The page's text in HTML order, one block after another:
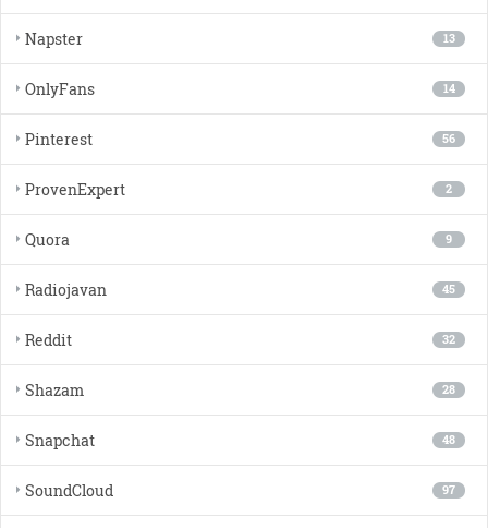
13
Napster
14
OnlyFans
56
Pinterest
2
ProvenExpert
9
Quora
45
Radiojavan
32
Reddit
28
Shazam
48
Snapchat
97
SoundCloud